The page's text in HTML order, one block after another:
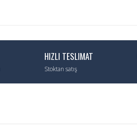
HIZLI TESLIMAT
Stoktan satış